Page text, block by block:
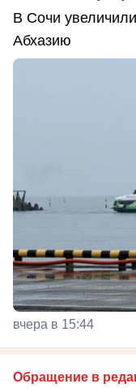
В Сочи
Абхазию
вчера в 15:44
Обращение в